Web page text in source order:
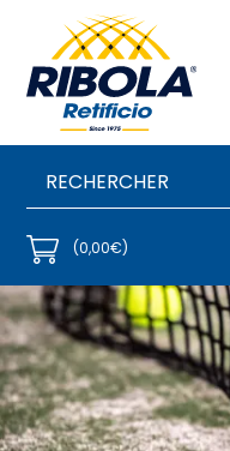
(0,00€)